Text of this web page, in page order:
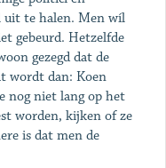
uit te halen. Men wíl
gebeurd. Hetzelfde
gezegd dat de
wordt dan: Koen
nog niet lang op het
worden, kijken of ze
is dat men de